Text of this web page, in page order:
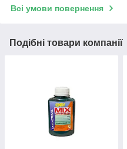
Всі умови повернення
Подібні товари компанії